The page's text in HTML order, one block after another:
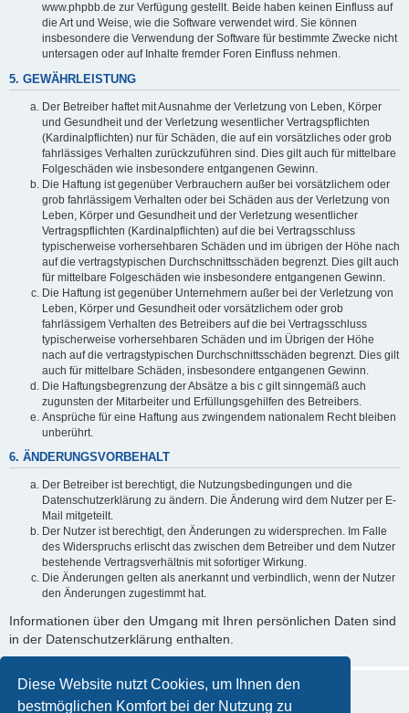
Diese Website nutzt Cookies, um Ihnen den
bestmöglichen Komfort bei der Nutzung zu
www.phpbb.de zur Verfügung gestellt. Beide haben keinen Einfluss auf
die Art und Weise, wie die Software verwendet wird. Sie können
insbesondere die Verwendung der Software für bestimmte Zwecke nicht
untersagen oder auf Inhalte fremder Foren Einfluss nehmen.
5. GEWÄHRLEISTUNG
Der Betreiber haftet mit Ausnahme der Verletzung von Leben, Körper
und Gesundheit und der Verletzung wesentlicher Vertragspflichten
(Kardinalpflichten) nur für Schäden, die auf ein vorsätzliches oder grob
fahrlässiges Verhalten zurückzuführen sind. Dies gilt auch für mittelbare
Folgeschäden wie insbesondere entgangenen Gewinn.
Die Haftung ist gegenüber Verbrauchern außer bei vorsätzlichem oder
grob fahrlässigem Verhalten oder bei Schäden aus der Verletzung von
Leben, Körper und Gesundheit und der Verletzung wesentlicher
Vertragspflichten (Kardinalpflichten) auf die bei Vertragsschluss
typischerweise vorhersehbaren Schäden und im übrigen der Höhe nach
auf die vertragstypischen Durchschnittsschäden begrenzt. Dies gilt auch
für mittelbare Folgeschäden wie insbesondere entgangenen Gewinn.
Die Haftung ist gegenüber Unternehmern außer bei der Verletzung von
Leben, Körper und Gesundheit oder vorsätzlichem oder grob
fahrlässigem Verhalten des Betreibers auf die bei Vertragsschluss
typischerweise vorhersehbaren Schäden und im Übrigen der Höhe
nach auf die vertragstypischen Durchschnittsschäden begrenzt. Dies gilt
auch für mittelbare Schäden, insbesondere entgangenen Gewinn.
Die Haftungsbegrenzung der Absätze a bis c gilt sinngemäß auch
zugunsten der Mitarbeiter und Erfüllungsgehilfen des Betreibers.
Ansprüche für eine Haftung aus zwingendem nationalem Recht bleiben
unberührt.
6. ÄNDERUNGSVORBEHALT
Der Betreiber ist berechtigt, die Nutzungsbedingungen und die
Datenschutzerklärung zu ändern. Die Änderung wird dem Nutzer per E-
Mail mitgeteilt.
Der Nutzer ist berechtigt, den Änderungen zu widersprechen. Im Falle
des Widerspruchs erlischt das zwischen dem Betreiber und dem Nutzer
bestehende Vertragsverhältnis mit sofortiger Wirkung.
Die Änderungen gelten als anerkannt und verbindlich, wenn der Nutzer
den Änderungen zugestimmt hat.
Informationen über den Umgang mit Ihren persönlichen Daten sind
in der Datenschutzerklärung enthalten.